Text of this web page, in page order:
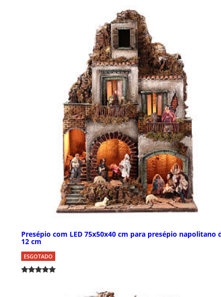
Presépio com LED 75x50x40 cm para presépio napolitano
12 cm
ESGOTADO